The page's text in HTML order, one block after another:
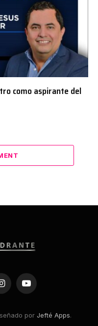
como aspirante del
InstagramYouTube
por Jefté Apps.